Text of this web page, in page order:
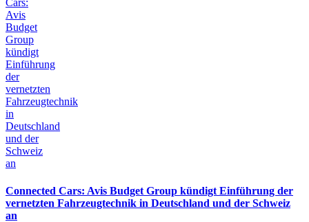
Connected Cars: Avis Budget Group kündigt Einführung der
vernetzten Fahrzeugtechnik in Deutschland und der Schweiz
an